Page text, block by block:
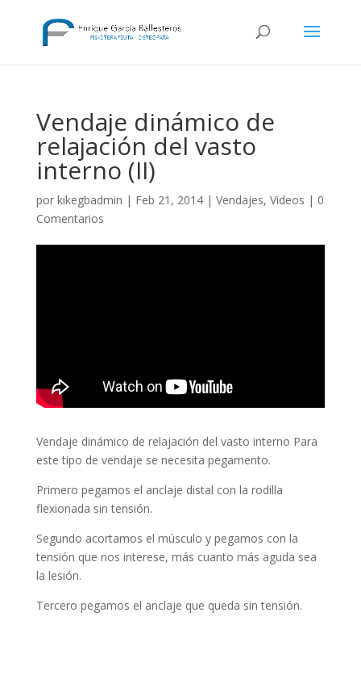
Vendaje dinámico de
relajación del vasto
interno (II)
por kikegbadmin | Feb 21, 2014| Vendajes, Videos | 0
Comentarios
Vendaje dinámico de relajación del vasto interno Para
este tipo de vendaje se necesita pegamento.
Primero pegamos el anclaje distal con la rodilla
flexionada sin tensión.
Segundo acortamos el músculo y pegamos con la
tensión que nos interese, más cuanto más aguda sea
la lesión.
Tercero pegamos el anclaje que queda sin tensión.